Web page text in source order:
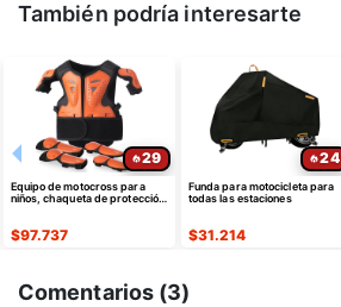
También podría interesarte
29
Equipo de motocross para
niños, chaqueta de protección
$97.737
24
Funda para motocicleta para
todas las estaciones
$31.214
Comentarios (3)